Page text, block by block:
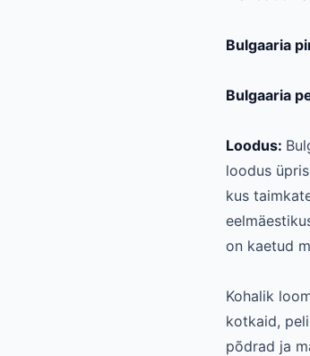
Bulgaaria
Bulgaaria
Loodus:
loodus
kus
on kaetud
Kohalik
kotkaid,
põdrad ja